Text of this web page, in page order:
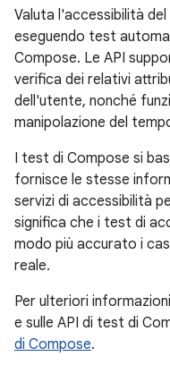
Valuta l'accessibilità
eseguendo test
Compose. Le API
verifica dei relativi
dell'utente, nonché
manipolazione del
I test di Compose si
fornisce le stesse
servizi di accessibilità
significa che i test di
modo più accurato i
reale.
Per ulteriori
e sulle API di test di
di Compose.